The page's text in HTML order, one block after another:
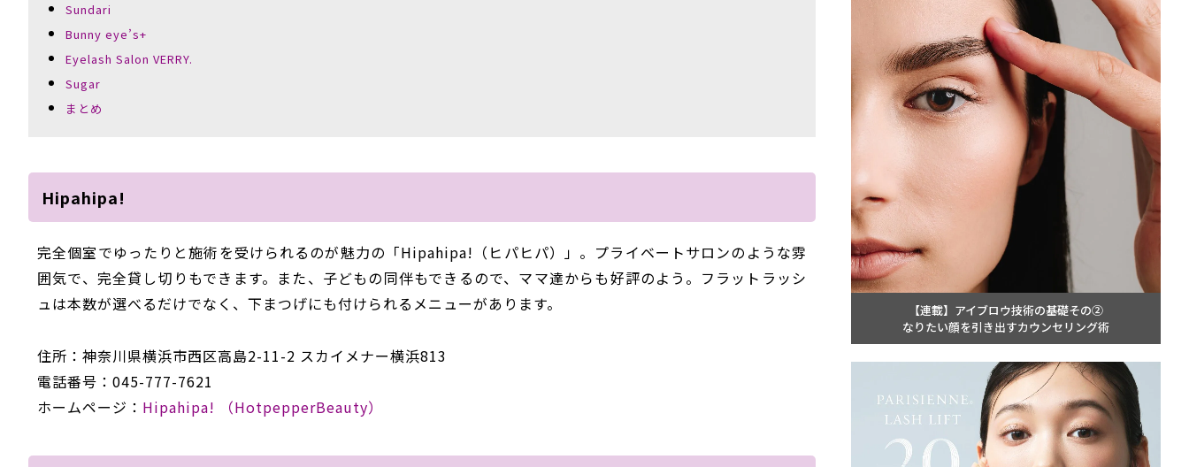
Sundari
Bunny eye’s+
Eyelash Salon VERRY.
Sugar
まとめ
Hipahipa!
完全個室でゆったりと施術を受けられるのが魅力の「Hipahipa!（ヒパヒパ）」。プライベートサロンのような雰
囲気で、完全貸し切りもできます。また、子どもの同伴もできるので、ママ達からも好評のよう。フラットラッシ
ュは本数が選べるだけでなく、下まつげにも付けられるメニューがあります。
住所：神奈川県横浜市西区高島2-11-2 スカイメナー横浜813
電話番号：045-777-7621
ホームページ： Hipahipa! （HotpepperBeauty）
【連載】アイブロウ技術の基礎その②
なりたい顔を引き出すカウンセリング術